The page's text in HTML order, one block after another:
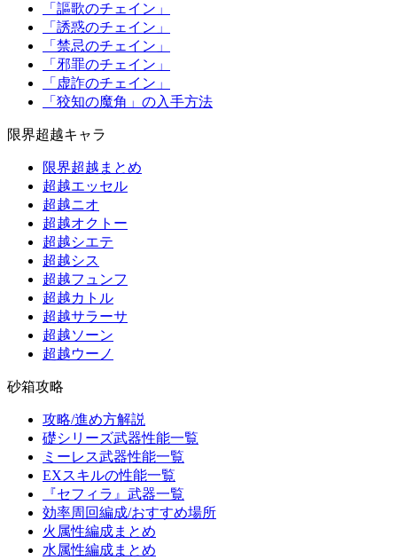
「謳歌のチェイン」
「誘惑のチェイン」
「禁忌のチェイン」
「邪罪のチェイン」
「虚詐のチェイン」
「狡知の魔角」の入手方法
限界超越キャラ
限界超越まとめ
超越エッセル
超越ニオ
超越オクトー
超越シエテ
超越シス
超越フュンフ
超越カトル
超越サラーサ
超越ソーン
超越ウーノ
砂箱攻略
攻略/進め方解説
礎シリーズ武器性能一覧
ミーレス武器性能一覧
EXスキルの性能一覧
『セフィラ』武器一覧
効率周回編成/おすすめ場所
火属性編成まとめ
水属性編成まとめ